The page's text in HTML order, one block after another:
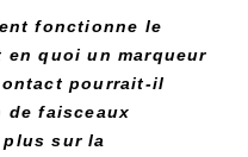
fonctionne le
en quoi un marqueur
pourrait-il
de faisceaux
sur la